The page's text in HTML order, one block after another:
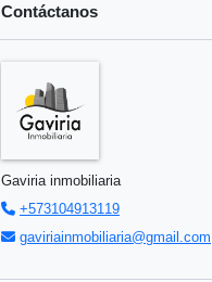
Contáctanos
Gaviria inmobiliaria
+573104913119
gaviriainmobiliaria@gmail.com